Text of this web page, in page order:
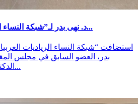
د. نهى بدر لـ”شبكة النساء الرياديات العربيات” بمركز...
استضافت “شبكة النساء الرياديات
بدر، العضو السابق في مجلس
الدكتوراه وما بعد الدكتوراه في...